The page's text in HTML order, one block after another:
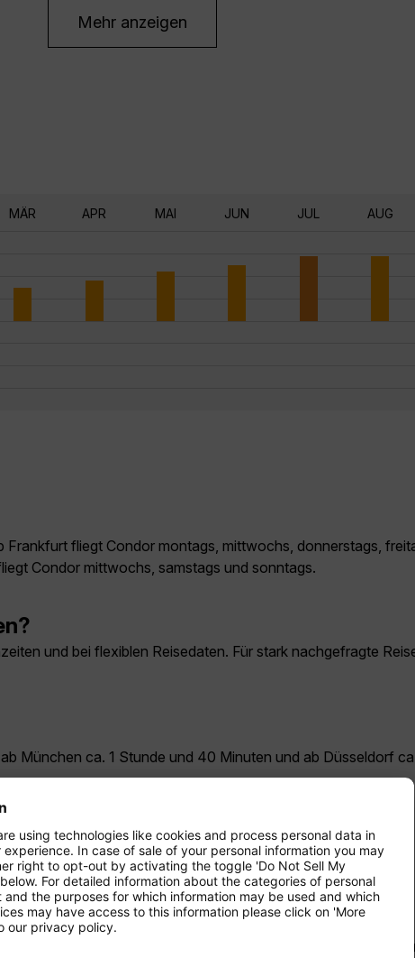
Mehr anzeigen
MÄR APR MAI JUN JUL AUG
fliegt Condor montags, mittwochs, donnerstags,
Condor mittwochs, samstags und sonntags.
und bei flexiblen Reisedaten. Für stark nachgefragte
München ca. 1 Stunde und 40 Minuten und ab Düsseldorf
Olbia?
München und Nürnberg direkt nach Olbia.
Flug nach Olbia?
Getränke und Taste-the-World-Gerichte vorbestellen oder